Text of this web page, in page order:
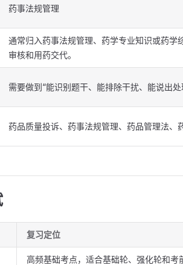
药事法规管理
通常归入药事法规管理、药学专业知识或药学
审核和用药交代。
需要做到“能识别题干、能排除干扰、能说出
药品质量投诉、药事法规管理、药品管理法、
复习定位
高频基础考点，适合基础轮、强化轮和考